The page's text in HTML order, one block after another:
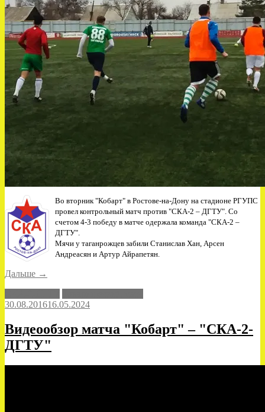
Во вторник "Кобарт" в Ростове-на-Дону на стадионе РГУПС
провел контрольный матч против "СКА-2 – ДГТУ". Со
счетом 4-3 победу в матче одержала команда "СКА-2 –
ДГТУ".
Мячи у таганрожцев забили Станислав Хан, Арсен
Андреасян и Артур Айрапетян.
Дальше «Контрольный
→
30.08.201616.05.2024
Видеообзор матча "Кобарт" – "СКА-2-
ДГТУ"